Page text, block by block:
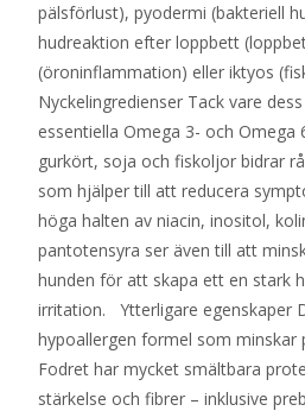
pälsförlust), pyodermi (bakteriell
hudreaktion efter loppbett
(öroninflammation) eller iktyos
Nyckelingredienser Tack vare
essentiella Omega 3- och
gurkört, soja och fiskoljor bidrar
som hjälper till att reducera
höga halten av niacin, inositol,
pantotensyra ser även till att
hunden för att skapa ett en stark
irritation. Ytterligare egenskaper
hypoallergen formel som minskar
Fodret har mycket smältbara
stärkelse och fibrer – inklusive